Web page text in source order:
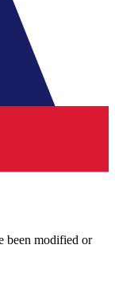
been modified or